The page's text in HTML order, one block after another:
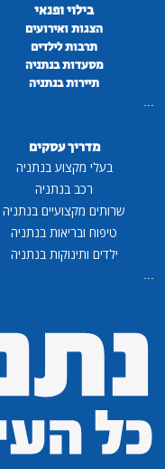
בילוי ופנאי
הצגות ואירועים
תרבות לילדים
מסעדות בנתניה
תיירות בנתניה
...
מדריך עסקים
בעלי מקצוע בנתניה
רכב בנתניה
שרותים מקצועיים בנתניה
טיפוח ובריאות בנתניה
ילדים ותינוקות בנתניה
...